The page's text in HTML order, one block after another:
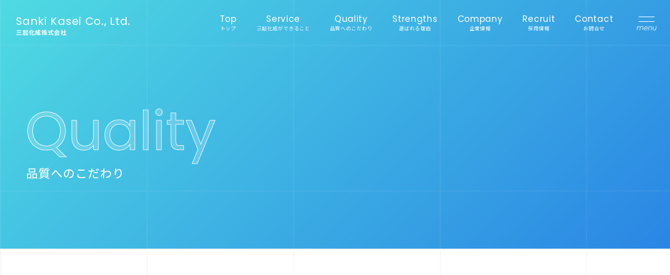
Sanki Kasei Co., Ltd.
三起化成株式会社
Top
トップ
Service
三起化成ができること
Quality
品質へのこだわり
Strengths
選ばれる理由
Company
企業情報
Recruit
採用情報
Contact
お問合せ